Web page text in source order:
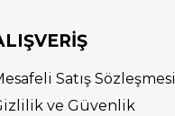
Satış Sözleşmesi
ve Güvenlik